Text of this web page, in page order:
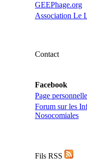
GEEPhage.org
Association Le
Contact
Facebook
Page personnelle
Forum sur les
Nosocomiales
Fils RSS